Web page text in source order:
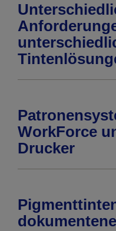
WorkForce
Drucker